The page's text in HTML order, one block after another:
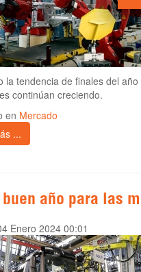
la tendencia de finales del
continúan creciendo.
en Mercado
...
año para las
Enero 2024 00:01